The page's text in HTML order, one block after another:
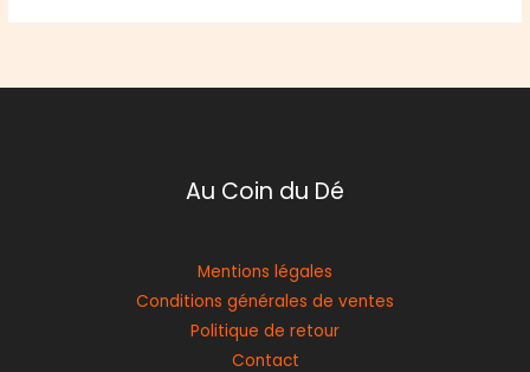
Au Coin du Dé
Mentions légales
Conditions générales de ventes
Politique de retour
Contact